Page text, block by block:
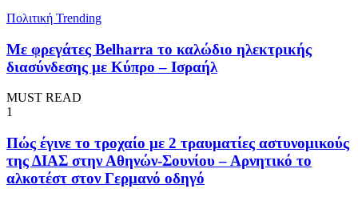
Πολιτική Trending
Με φρεγάτες Belharra το καλώδιο ηλεκτρικής
διασύνδεσης με Κύπρο – Ισραήλ
MUST READ
1
Πώς έγινε το τροχαίο με 2 τραυματίες αστυνομικούς
της ΔΙΑΣ στην Αθηνών-Σουνίου – Αρνητικό το
αλκοτέστ στον Γερμανό οδηγό